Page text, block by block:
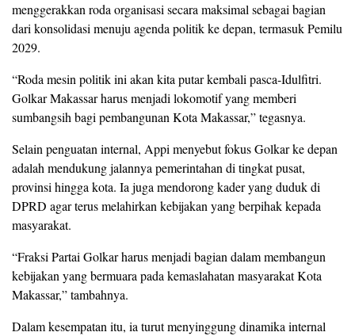
menggerakkan roda organisasi secara maksimal sebagai bagian
dari konsolidasi menuju agenda politik ke depan, termasuk Pemilu
2029.
“Roda mesin politik ini akan kita putar kembali pasca-Idulfitri.
Golkar Makassar harus menjadi lokomotif yang memberi
sumbangsih bagi pembangunan Kota Makassar,” tegasnya.
Selain penguatan internal, Appi menyebut fokus Golkar ke depan
adalah mendukung jalannya pemerintahan di tingkat pusat,
provinsi hingga kota. Ia juga mendorong kader yang duduk di
DPRD agar terus melahirkan kebijakan yang berpihak kepada
masyarakat.
“Fraksi Partai Golkar harus menjadi bagian dalam membangun
kebijakan yang bermuara pada kemaslahatan masyarakat Kota
Makassar,” tambahnya.
Dalam kesempatan itu, ia turut menyinggung dinamika internal